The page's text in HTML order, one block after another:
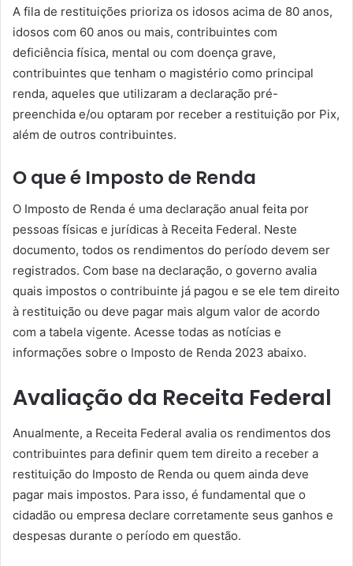
A fila de restituições prioriza os idosos acima de 80 anos,
idosos com 60 anos ou mais, contribuintes com
deficiência física, mental ou com doença grave,
contribuintes que tenham o magistério como principal
renda, aqueles que utilizaram a declaração pré-
preenchida e/ou optaram por receber a restituição por Pix,
além de outros contribuintes.
O que é Imposto de Renda
O Imposto de Renda é uma declaração anual feita por
pessoas físicas e jurídicas à Receita Federal. Neste
documento, todos os rendimentos do período devem ser
registrados. Com base na declaração, o governo avalia
quais impostos o contribuinte já pagou e se ele tem direito
à restituição ou deve pagar mais algum valor de acordo
com a tabela vigente. Acesse todas as notícias e
informações sobre o Imposto de Renda 2023 abaixo.
Avaliação da Receita Federal
Anualmente, a Receita Federal avalia os rendimentos dos
contribuintes para definir quem tem direito a receber a
restituição do Imposto de Renda ou quem ainda deve
pagar mais impostos. Para isso, é fundamental que o
cidadão ou empresa declare corretamente seus ganhos e
despesas durante o período em questão.